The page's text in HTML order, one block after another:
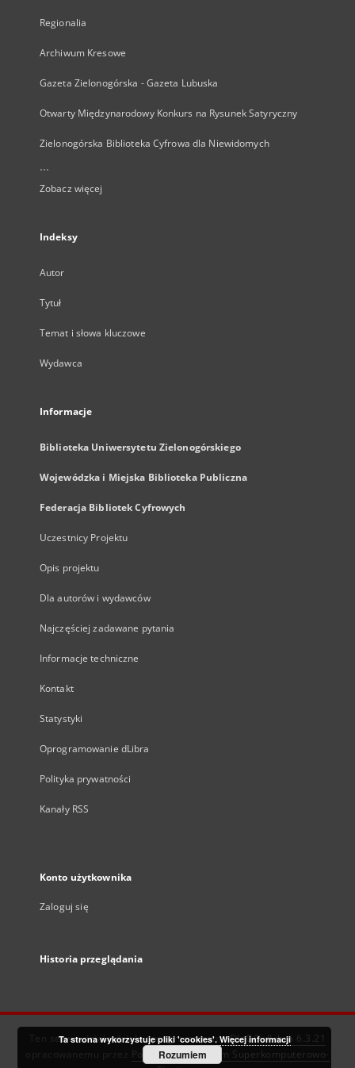
Regionalia
Archiwum Kresowe
Gazeta Zielonogórska - Gazeta Lubuska
Otwarty Międzynarodowy Konkurs na Rysunek Satyryczny
Zielonogórska Biblioteka Cyfrowa dla Niewidomych
...
Zobacz więcej
Indeksy
Autor
Tytuł
Temat i słowa kluczowe
Wydawca
Informacje
Biblioteka Uniwersytetu Zielonogórskiego
Wojewódzka i Miejska Biblioteka Publiczna
Federacja Bibliotek Cyfrowych
Uczestnicy Projektu
Opis projektu
Dla autorów i wydawców
Najczęściej zadawane pytania
Informacje techniczne
Kontakt
Statystyki
Oprogramowanie dLibra
Polityka prywatności
Kanały RSS
Konto użytkownika
Zaloguj się
Historia przeglądania
Ten serwis działa dzięki oprogramowaniuDInGO dLibra 6.3.21
Poznańskie Centrum Superkomputerowo-
Ta strona wykorzystuje pliki 'cookies'. Więcej informacji
Rozumiem